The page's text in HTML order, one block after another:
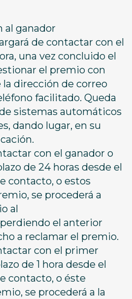
al ganador
de contactar con el
una vez concluido el
el premio con
la dirección de correo
facilitado. Queda
sistemas automáticos
dando lugar, en su
con el ganador o
de 24 horas desde el
contacto, o estos
se procederá a
al
el anterior
a reclamar el premio.
con el primer
de 1 hora desde el
contacto, o éste
se procederá a la